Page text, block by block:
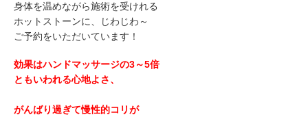
身体を温めながら施術を受けれる
ホットストーンに、じわじわ～
ご予約をいただいています！
効果はハンドマッサージの3～5倍
ともいわれる心地よさ、
がんばり過ぎて慢性的コリが